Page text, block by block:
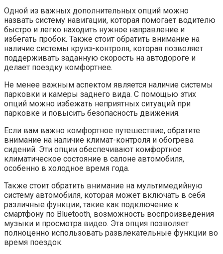
Одной из важных дополнительных опций можно
назвать систему навигации, которая помогает водителю
быстро и легко находить нужное направление и
избегать пробок. Также стоит обратить внимание на
наличие системы круиз-контроля, которая позволяет
поддерживать заданную скорость на автодороге и
делает поездку комфортнее.
Не менее важным аспектом является наличие системы
парковки и камеры заднего вида. С помощью этих
опций можно избежать неприятных ситуаций при
парковке и повысить безопасность движения.
Если вам важно комфортное путешествие, обратите
внимание на наличие климат-контроля и обогрева
сидений. Эти опции обеспечивают комфортное
климатическое состояние в салоне автомобиля,
особенно в холодное время года.
Также стоит обратить внимание на мультимедийную
систему автомобиля, которая может включать в себя
различные функции, такие как подключение к
смартфону по Bluetooth, возможность воспроизведения
музыки и просмотра видео. Эта опция позволяет
полноценно использовать развлекательные функции во
время поездок.